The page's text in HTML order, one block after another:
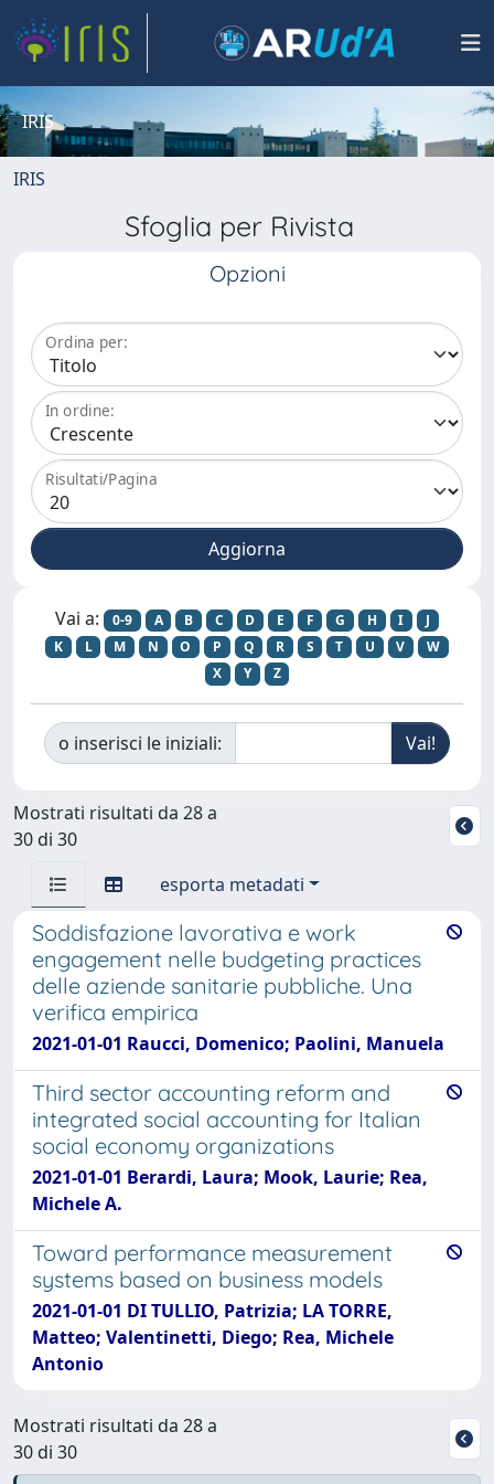
IRIS
IRIS
Sfoglia per Rivista
Opzioni
Ordina per:
In ordine:
Risultati/Pagina
Vai a: 0-9 A B C D E F G H I
J
K
L M N O P Q R S T U V
W
X
Y Z
o inserisci le iniziali:
Mostrati risultati da 28 a
30 di 30
esporta metadati
Soddisfazione lavorativa e work
engagement nelle budgeting practices
delle aziende sanitarie pubbliche. Una
verifica empirica
2021-01-01 Raucci, Domenico; Paolini, Manuela
Third sector accounting reform and
integrated social accounting for Italian
social economy organizations
2021-01-01 Berardi, Laura; Mook, Laurie; Rea,
Michele A.
Toward performance measurement
systems based on business models
2021-01-01 DI TULLIO, Patrizia; LA TORRE,
Matteo; Valentinetti, Diego; Rea, Michele
Antonio
Mostrati risultati da 28 a
30 di 30